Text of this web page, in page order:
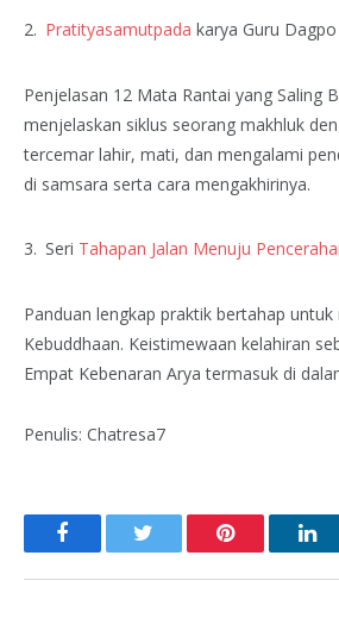
Pratityasamutpada karya Guru
Penjelasan 12 Mata Rantai yang Saling
menjelaskan siklus seorang makhluk
tercemar lahir, mati, dan mengalami
di samsara serta cara mengakhirinya.
Seri Tahapan Jalan Menuju
Panduan lengkap praktik bertahap untuk
Kebuddhaan. Keistimewaan kelahiran
Empat Kebenaran Arya termasuk di
Penulis: Chatresa7
FacebookTwitter Pinterest